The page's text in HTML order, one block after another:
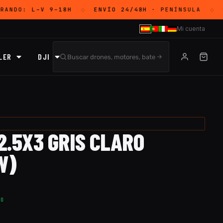
L–V 9–18H ENVÍO 24/48H· PENÍNSULA
Mi cuenta
DJI
GRIS CLARO